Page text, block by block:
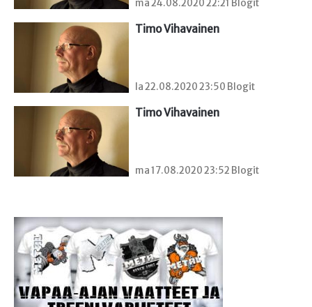
ma 24.08.2020 22:21 Blogit
Timo Vihavainen
la 22.08.2020 23:50 Blogit
Timo Vihavainen
ma 17.08.2020 23:52 Blogit